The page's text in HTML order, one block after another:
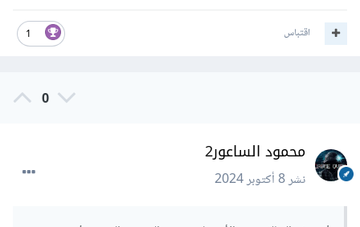
1 اقتباس
0
محمود الساعور2
نشر8 أكتوبر 2024